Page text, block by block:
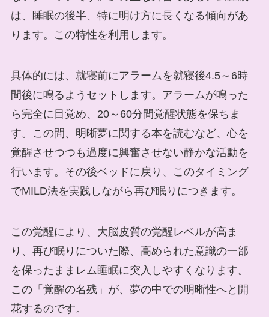
は、睡眠の後半、特に明け方に長くなる傾向があ
ります。この特性を利用します。
具体的には、就寝前にアラームを就寝後4.5～6時
間後に鳴るようセットします。アラームが鳴った
ら完全に目覚め、20～60分間覚醒状態を保ちま
す。この間、明晰夢に関する本を読むなど、心を
覚醒させつつも過度に興奮させない静かな活動を
行います。その後ベッドに戻り、このタイミング
でMILD法を実践しながら再び眠りにつきます。
この覚醒により、大脳皮質の覚醒レベルが高ま
り、再び眠りについた際、高められた意識の一部
を保ったままレム睡眠に突入しやすくなります。
この「覚醒の名残」が、夢の中での明晰性へと開
花するのです。